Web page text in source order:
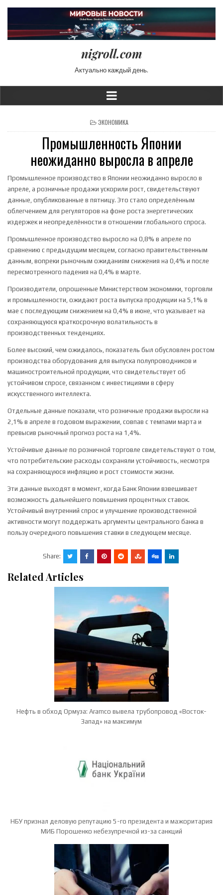
nigroll.com
Актуально каждый день.
POSTED IN
ЭКОНОМИКА
Промышленность Японии
неожиданно выросла в апреле
Промышленное производство в Японии неожиданно выросло в
апреле, а розничные продажи ускорили рост, свидетельствуют
данные, опубликованные в пятницу. Это стало определённым
облегчением для регуляторов на фоне роста энергетических
издержек и неопределённости в отношении глобального спроса.
Промышленное производство выросло на 0,8% в апреле по
сравнению с предыдущим месяцем, согласно правительственным
данным, вопреки рыночным ожиданиям снижения на 0,4% и после
пересмотренного падения на 0,4% в марте.
Производители, опрошенные Министерством экономики, торговли
и промышленности, ожидают роста выпуска продукции на 5,1% в
мае с последующим снижением на 0,4% в июне, что указывает на
сохраняющуюся краткосрочную волатильность в
производственных тенденциях.
Более высокий, чем ожидалось, показатель был обусловлен ростом
производства оборудования для выпуска полупроводников и
машиностроительной продукции, что свидетельствует об
устойчивом спросе, связанном с инвестициями в сферу
искусственного интеллекта.
Отдельные данные показали, что розничные продажи выросли на
2,1% в апреле в годовом выражении, совпав с темпами марта и
превысив рыночный прогноз роста на 1,4%.
Устойчивые данные по розничной торговле свидетельствуют о том,
что потребительские расходы сохраняли устойчивость, несмотря
на сохраняющуюся инфляцию и рост стоимости жизни.
Эти данные выходят в момент, когда Банк Японии взвешивает
возможность дальнейшего повышения процентных ставок.
Устойчивый внутренний спрос и улучшение производственной
активности могут поддержать аргументы центрального банка в
пользу очередного повышения ставки в следующем месяце.
Share:
Related Articles
Нефть в обход Ормуза: Aramco вывела трубопровод «Восток-
Запад» на максимум
НБУ признал деловую репутацию 5-го президента и мажоритария
МИБ Порошенко небезупречной из-за санкций